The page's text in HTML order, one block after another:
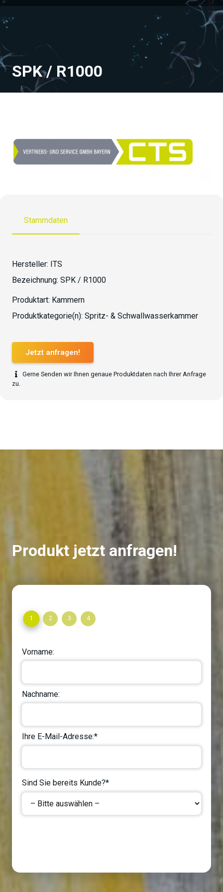
SPK / R1000
Stammdaten
Hersteller: ITS
Bezeichnung: SPK / R1000
Produktart: Kammern
Produktkategorie(n): Spritz- & Schwallwasserkammer
Jetzt anfragen!
Gerne Senden wir Ihnen genaue Produktdaten nach Ihrer Anfrage
zu.
Produkt jetzt anfragen!
1 2 3 4
Vorname:
Nachname:
Ihre E-Mail-Adresse:*
Sind Sie bereits Kunde?*